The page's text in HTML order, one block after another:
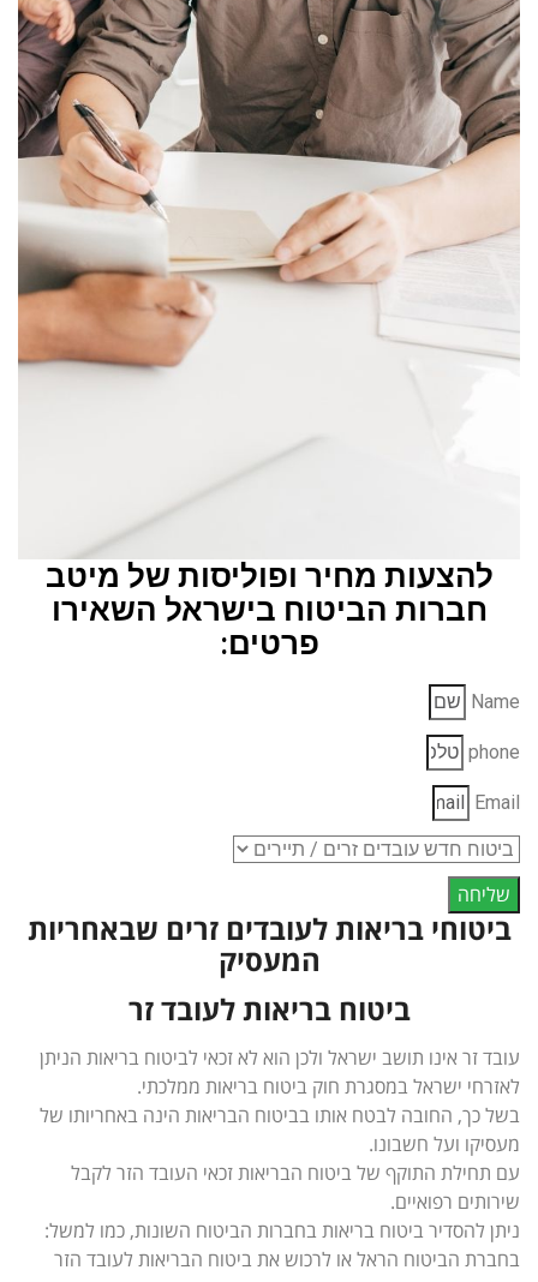
להצעות מחיר ופוליסות של מיטב
חברות הביטוח בישראל השאירו
פרטים:
Name
phone
Email
שליחה
ביטוחי בריאות לעובדים זרים שבאחריות
המעסיק
ביטוח בריאות לעובד זר
עובד זר אינו תושב ישראל ולכן הוא לא זכאי לביטוח בריאות הניתן
לאזרחי ישראל במסגרת חוק ביטוח בריאות ממלכתי.
בשל כך, החובה לבטח אותו בביטוח הבריאות הינה באחריותו של
מעסיקו ועל חשבונו.
עם תחילת התוקף של ביטוח הבריאות זכאי העובד הזר לקבל
שירותים רפואיים.
ניתן להסדיר ביטוח בריאות בחברות הביטוח השונות, כמו למשל:
בחברת הביטוח הראל או לרכוש את ביטוח הבריאות לעובד הזר